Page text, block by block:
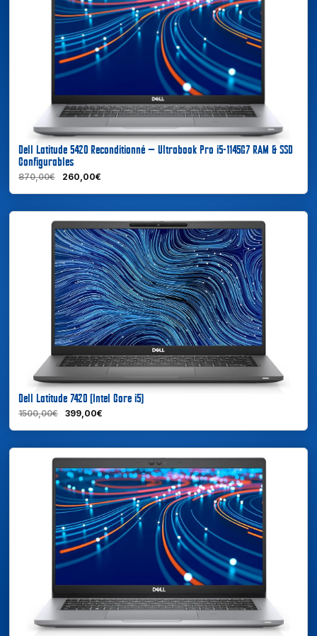
En savoir plus
Dell Latitude 5420 Reconditionné — Ultrabook Pro i5-1145G7 RAM & SSD
Configurables
870,00€ 260,00€
Dell Latitude 7420 (Intel Core i5)
1500,00€ 399,00€